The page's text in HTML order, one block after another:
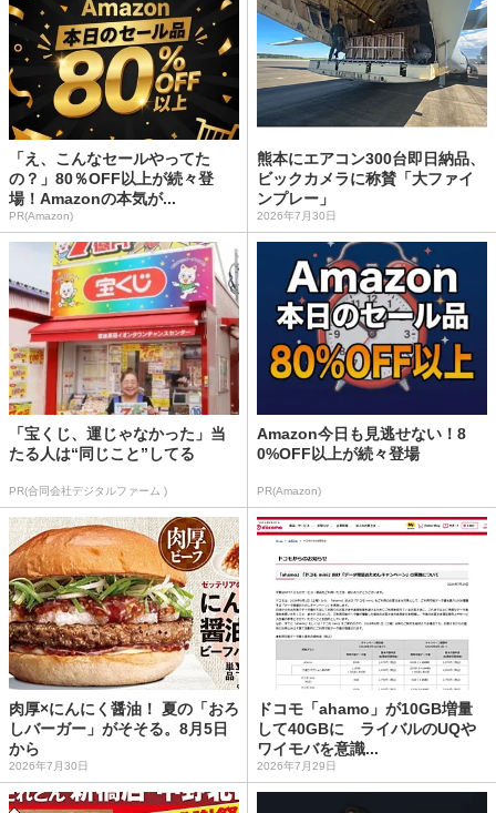
「え、こんなセールやってた
の？」80％OFF以上が続々登
場！Amazonの本気が...
PR(Amazon)
熊本にエアコン300台即日納品、
ビックカメラに称賛「大ファイ
ンプレー」
2026年7月30日
「宝くじ、運じゃなかった」当
たる人は“同じこと”してる
PR(合同会社デジタルファーム )
Amazon今日も見逃せない！8
0%OFF以上が続々登場
PR(Amazon)
肉厚×にんにく醤油！ 夏の「おろ
しバーガー」がそそる。8月5日
から
2026年7月30日
ドコモ「ahamo」が10GB増量
して40GBに ライバルのUQや
ワイモバを意識...
2026年7月29日